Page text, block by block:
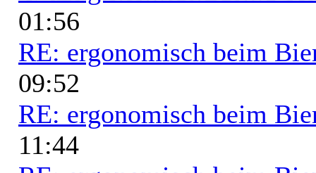
01:56
RE: ergonomisch beim
09:52
RE: ergonomisch beim
11:44